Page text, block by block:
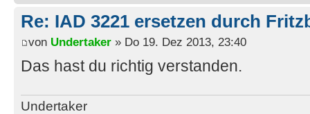
Re: IAD 3221 ersetzen durch
von Undertaker » Do 19. Dez 2013, 23:40
Das hast du richtig verstanden.
Undertaker